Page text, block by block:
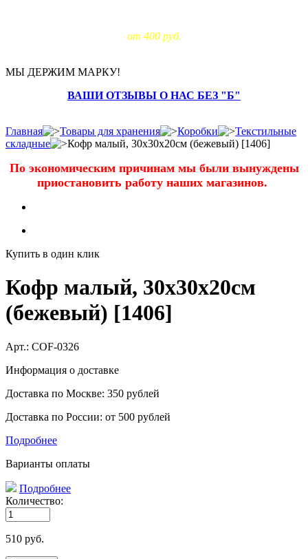
от 400 руб.
МЫ ДЕРЖИМ МАРКУ!
ВАШИ ОТЗЫВЫ О НАС БЕЗ "Б"
Главная Товары для хранения Коробки
Текстильные
складные
Кофр малый, 30х30х20см (бежевый) [1406]
По экономическим причинам мы были вынуждены
приостановить работу наших магазинов.
Купить в один клик
Кофр малый, 30х30х20см
(бежевый) [1406]
Арт.: COF-0326
Информация о доставке
Доставка по Москве: 350 рублей
Доставка по России: от 500 рублей
Подробнее
Варианты оплаты
Подробнее
Количество:
510 руб.